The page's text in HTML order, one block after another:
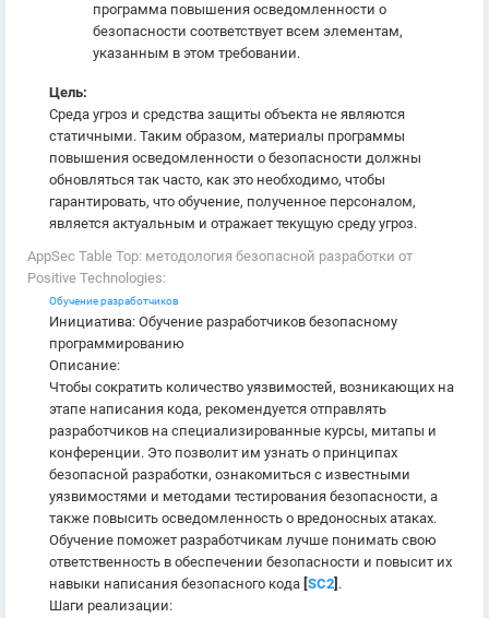
программа повышения осведомленности о
безопасности соответствует всем элементам,
указанным в этом требовании.
Цель:
Среда угроз и средства защиты объекта не являются
статичными. Таким образом, материалы программы
повышения осведомленности о безопасности должны
обновляться так часто, как это необходимо, чтобы
гарантировать, что обучение, полученное персоналом,
является актуальным и отражает текущую среду угроз.
AppSec Table Top: методология безопасной разработки от
Positive Technologies:
Обучение разработчиков
Инициатива: Обучение разработчиков безопасному
программированию
Описание:
Чтобы сократить количество уязвимостей, возникающих на
этапе написания кода, рекомендуется отправлять
разработчиков на специализированные курсы, митапы и
конференции. Это позволит им узнать о принципах
безопасной разработки, ознакомиться с известными
уязвимостями и методами тестирования безопасности, а
также повысить осведомленность о вредоносных атаках.
Обучение поможет разработчикам лучше понимать свою
ответственность в обеспечении безопасности и повысит их
навыки написания безопасного кода [SC2] .
Шаги реализации: